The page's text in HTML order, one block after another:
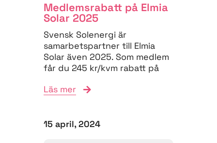
Medlems­rabatt på Elmia
Solar 2025
Svensk Solenergi är
samarbetspartner till Elmia
Solar även 2025. Som medlem
får du 245 kr/kvm rabatt på
Läs mer
15 april, 2024